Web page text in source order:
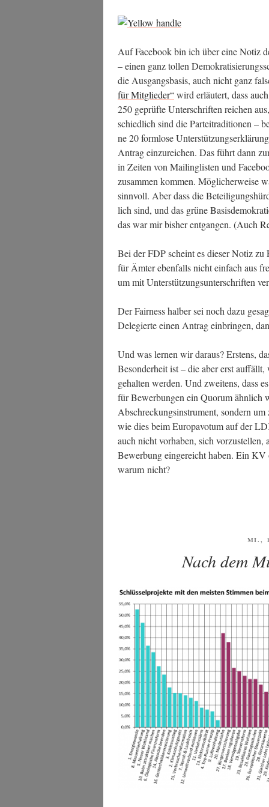
kra­
ten,
Zurück
in
die
1980er?“
Auf Face­book bin ich über eine Notiz
– einen ganz tol­len
die Aus­gangs­ba­sis, auch nicht ganz
für Mit­glie­der“wird erläu­tert, dass
250 geprüf­te Unter­schrif­ten rei­chen
schied­lich sind die Par­tei­tra­di­tio­nen –
ne 20 form­lo­se
Antrag ein­zu­rei­chen. Das führt dann
in Zei­ten von Mai­ling­lis­ten und
zusam­men kom­men. Mög­li­cher­wei­se
sinn­voll. Aber dass die
lich sind, und das grü­ne
das war mir bis­her ent­gan­gen. (Auch
Bei der FDP scheint es die­ser Notiz
für Ämter eben­falls nicht ein­fach aus
um mit Unter­stüt­zungs­un­ter­schrif­ten
Der Fair­ness hal­ber sei noch dazu
Dele­gier­te einen Antrag ein­brin­gen,
Und was ler­nen wir dar­aus? Ers­tens,
Beson­der­heit ist – die aber erst
gehal­ten wer­den. Und zwei­tens, dass
für Bewer­bun­gen ein Quo­rum ähn­lich
Abschre­ckungs­in­stru­ment, son­dern
wie dies beim Euro­pa­vo­tum auf der
auch nicht vor­ha­ben, sich vor­zu­stel­len,
Bewer­bung ein­ge­reicht haben. Ein
war­um nicht?
MI.,
Nach dem